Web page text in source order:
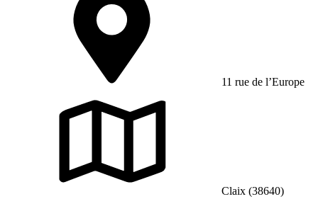
11 rue de l’Europe
Claix (38640)